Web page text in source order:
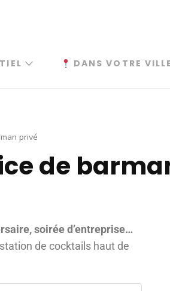
DANS VOTRE VILLE
privé
de
soirée d’entreprise…
de cocktails haut de